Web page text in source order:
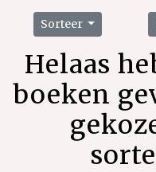
Sorteer
Helaas
boeken